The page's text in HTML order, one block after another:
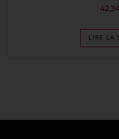
LIRE LA